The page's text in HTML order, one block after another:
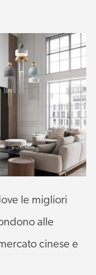
le migliori
alle
cinese e